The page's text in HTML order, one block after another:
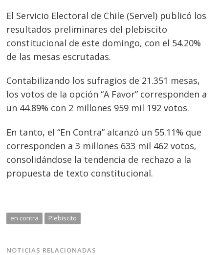
El Servicio Electoral de Chile (Servel) publicó los
resultados preliminares del plebiscito
constitucional de este domingo, con el 54.20%
de las mesas escrutadas.
Contabilizando los sufragios de 21.351 mesas,
los votos de la opción “A Favor” corresponden a
un 44.89% con 2 millones 959 mil 192 votos.
En tanto, el “En Contra” alcanzó un 55.11% que
corresponden a 3 millones 633 mil 462 votos,
consolidándose la tendencia de rechazo a la
propuesta de texto constitucional.
en contra Plebiscito
NOTICIAS RELACIONADAS